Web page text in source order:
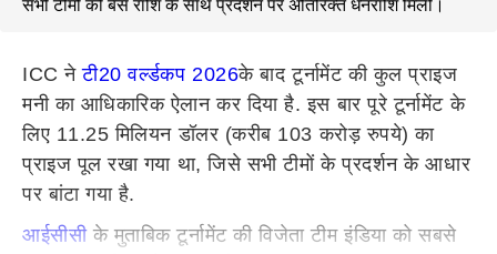
सभी टीमों को बेस राशि के साथ प्रदर्शन पर अतिरिक्त धनराशि मिली।
ICC नेटी20 वर्ल्डकप 2026के बाद टूर्नामेंट की कुल प्राइज
मनी का आधिकारिक ऐलान कर दिया है. इस बार पूरे टूर्नामेंट के
लिए 11.25 मिलियन डॉलर (करीब 103 करोड़ रुपये) का
प्राइज पूल रखा गया था, जिसे सभी टीमों के प्रदर्शन के आधार
पर बांटा गया है.
आईसीसीके मुताबिक टूर्नामेंट की विजेता टीम इंडिया को सबसे